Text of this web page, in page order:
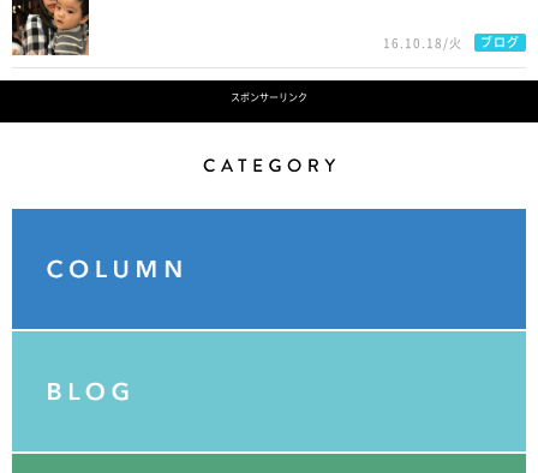
16.10.18/火 ブログ
スポンサーリンク